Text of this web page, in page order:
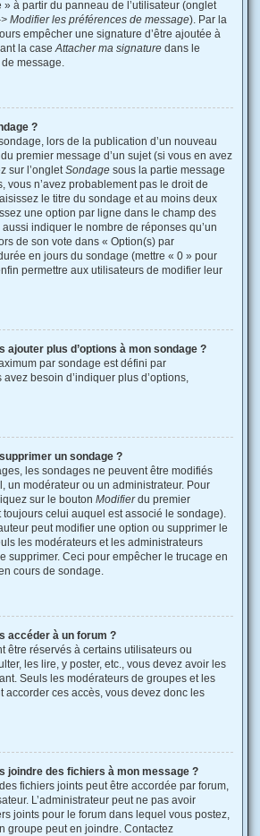
à partir du panneau de l’utilisateur (onglet
Modifier les préférences de message). Par la
empêcher une signature d’être ajoutée à
la caseAttacher ma signature dans le
message.
?
lors de la publication d’un nouveau
premier message d’un sujet (si vous en avez
sur l’ongletSondage sous la partie message
vous n’avez probablement pas le droit de
le titre du sondage et au moins deux
une option par ligne dans le champ des
indiquer le nombre de réponses qu’un
de son vote dans « Option(s) par
en jours du sondage (mettre « 0 » pour
permettre aux utilisateurs de modifier leur
ajouter plus d’options à mon sondage ?
par sondage est défini par
avez besoin d’indiquer plus d’options,
un sondage ?
les sondages ne peuvent être modifiés
un modérateur ou un administrateur. Pour
sur le bouton Modifierdu premier
toujours celui auquel est associé le sondage).
peut modifier une option ou supprimer le
les modérateurs et les administrateurs
supprimer. Ceci pour empêcher le trucage en
cours de sondage.
accéder à un forum ?
être réservés à certains utilisateurs ou
les lire, y poster, etc., vous devez avoir les
Seuls les modérateurs de groupes et les
accorder ces accès, vous devez donc les
joindre des fichiers à mon message ?
fichiers joints peut être accordée par forum,
L’administrateur peut ne pas avoir
joints pour le forum dans lequel vous postez,
groupe peut en joindre. Contactez